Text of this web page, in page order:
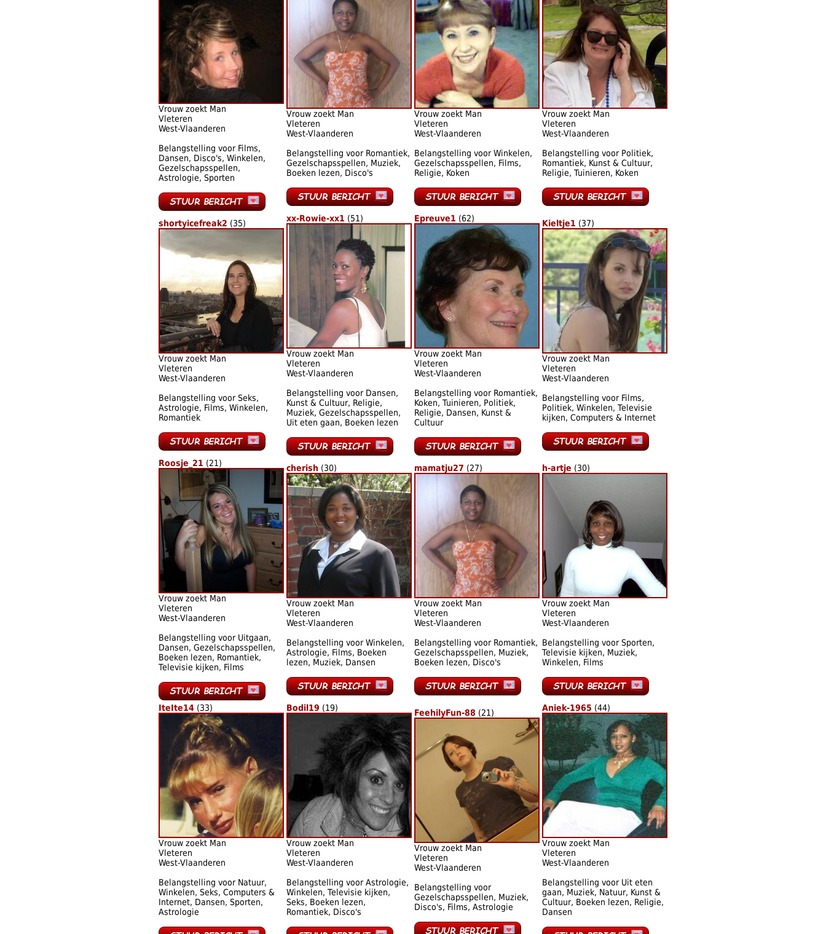
Vrouw zoekt Man
Vleteren
West-Vlaanderen
Belangstelling voor Films,
Dansen, Disco's, Winkelen,
Gezelschapsspellen,
Astrologie, Sporten
Vrouw zoekt Man
Vleteren
West-Vlaanderen
Belangstelling voor Romantiek,
Gezelschapsspellen, Muziek,
Boeken lezen, Disco's
Vrouw zoekt Man
Vleteren
West-Vlaanderen
Belangstelling voor Winkelen,
Gezelschapsspellen, Films,
Religie, Koken
Vrouw zoekt Man
Vleteren
West-Vlaanderen
Belangstelling voor Politiek,
Romantiek, Kunst & Cultuur,
Religie, Tuinieren, Koken
shortyicefreak2 (35)
Vrouw zoekt Man
Vleteren
West-Vlaanderen
Belangstelling voor Seks,
Astrologie, Films, Winkelen,
Romantiek
xx-Rowie-xx1 (51)
Vrouw zoekt Man
Vleteren
West-Vlaanderen
Belangstelling voor Dansen,
Kunst & Cultuur, Religie,
Muziek, Gezelschapsspellen,
Uit eten gaan, Boeken lezen
Epreuve1 (62)
Vrouw zoekt Man
Vleteren
West-Vlaanderen
Belangstelling voor Romantiek,
Koken, Tuinieren, Politiek,
Religie, Dansen, Kunst &
Cultuur
Kieltje1 (37)
Vrouw zoekt Man
Vleteren
West-Vlaanderen
Belangstelling voor Films,
Politiek, Winkelen, Televisie
kijken, Computers & Internet
Roosje_21 (21)
Vrouw zoekt Man
Vleteren
West-Vlaanderen
Belangstelling voor Uitgaan,
Dansen, Gezelschapsspellen,
Boeken lezen, Romantiek,
Televisie kijken, Films
cherish (30)
Vrouw zoekt Man
Vleteren
West-Vlaanderen
Belangstelling voor Winkelen,
Astrologie, Films, Boeken
lezen, Muziek, Dansen
mamatju27 (27)
Vrouw zoekt Man
Vleteren
West-Vlaanderen
Belangstelling voor Romantiek,
Gezelschapsspellen, Muziek,
Boeken lezen, Disco's
h-artje (30)
Vrouw zoekt Man
Vleteren
West-Vlaanderen
Belangstelling voor Sporten,
Televisie kijken, Muziek,
Winkelen, Films
IteIte14 (33)
Vrouw zoekt Man
Vleteren
West-Vlaanderen
Belangstelling voor Natuur,
Winkelen, Seks, Computers &
Internet, Dansen, Sporten,
Astrologie
Bodil19 (19)
Vrouw zoekt Man
Vleteren
West-Vlaanderen
Belangstelling voor Astrologie,
Winkelen, Televisie kijken,
Seks, Boeken lezen,
Romantiek, Disco's
FeehilyFun-88 (21)
Vrouw zoekt Man
Vleteren
West-Vlaanderen
Belangstelling voor
Gezelschapsspellen, Muziek,
Disco's, Films, Astrologie
Aniek-1965 (44)
Vrouw zoekt Man
Vleteren
West-Vlaanderen
Belangstelling voor Uit eten
gaan, Muziek, Natuur, Kunst &
Cultuur, Boeken lezen, Religie,
Dansen